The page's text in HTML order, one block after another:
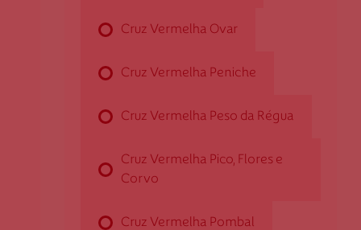
Cruz Vermelha Barcelos
Rua Dr. José António Pereira Peixoto Machado, Loja
dbarcelos@cruzvermelha.org.pt
Cruz Vermelha Ovar
Cruz Vermelha Peniche
Cruz Vermelha Peso da Régua
Cruz Vermelha Pico, Flores e
Corvo
Cruz Vermelha Pombal